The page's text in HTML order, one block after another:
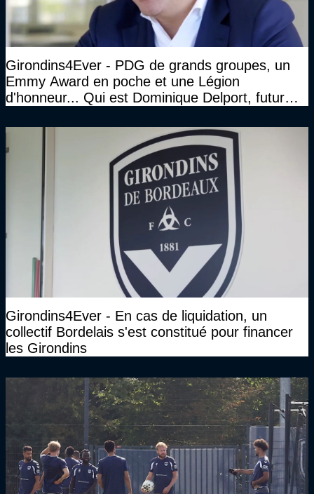
Girondins4Ever - PDG de grands groupes, un
Emmy Award en poche et une Légion
d'honneur... Qui est Dominique Delport, futur
Girondins4Ever - En cas de liquidation, un
collectif Bordelais s'est constitué pour financer
les Girondins